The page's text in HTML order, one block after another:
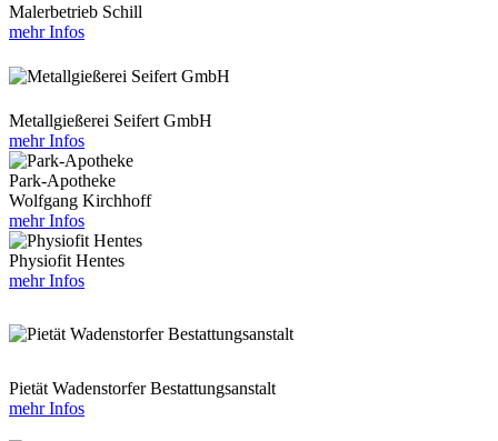
Malerbetrieb Schill
mehr Infos
Metallgießerei Seifert GmbH
mehr Infos
Park-Apotheke
Wolfgang Kirchhoff
mehr Infos
Physiofit Hentes
mehr Infos
Pietät Wadenstorfer Bestattungsanstalt
mehr Infos